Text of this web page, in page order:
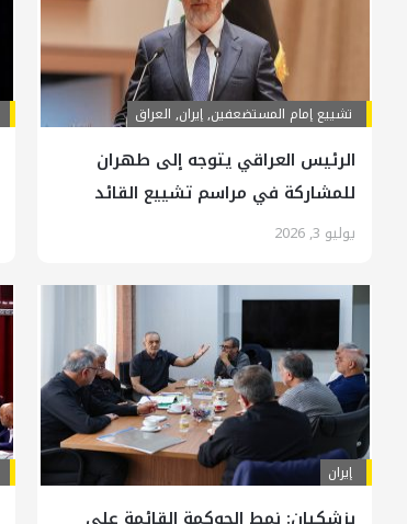
تشييع إمام المستضعفين,إيران, العراق
الرئيس العراقي يتوجه إلى طهران
للمشاركة في مراسم تشييع القائد
الشهيد
يوليو 3, 2026
إيران